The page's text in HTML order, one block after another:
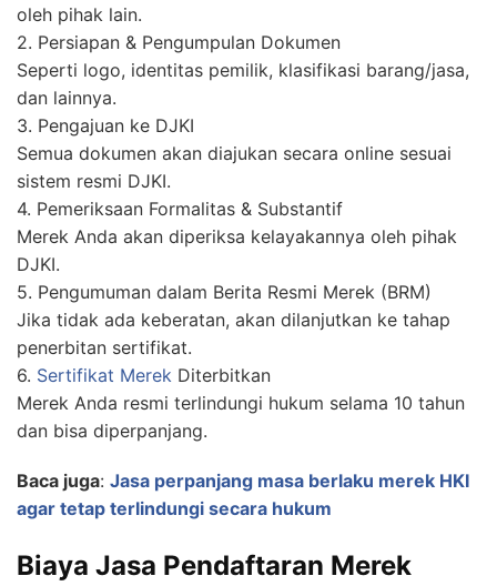
oleh pihak lain.
2. Persiapan & Pengumpulan Dokumen
Seperti logo, identitas pemilik, klasifikasi barang/jasa,
dan lainnya.
3. Pengajuan ke DJKI
Semua dokumen akan diajukan secara online sesuai
sistem resmi DJKI.
4. Pemeriksaan Formalitas & Substantif
Merek Anda akan diperiksa kelayakannya oleh pihak
DJKI.
5. Pengumuman dalam Berita Resmi Merek (BRM)
Jika tidak ada keberatan, akan dilanjutkan ke tahap
penerbitan sertifikat.
6. Sertifikat Merek Diterbitkan
Merek Anda resmi terlindungi hukum selama 10 tahun
dan bisa diperpanjang.
Baca juga: Jasa perpanjang masa berlaku merek HKI
agar tetap terlindungi secara hukum
Biaya Jasa Pendaftaran Merek